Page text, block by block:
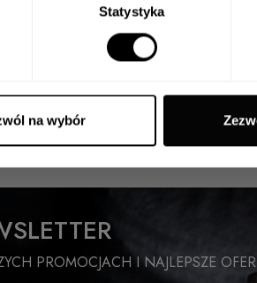
Statystyka
na wybór
PROMOCJACH I NAJLEPSZE